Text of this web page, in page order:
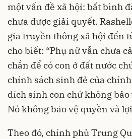
một vấn đề xã hội: bất bình
chưa được giải quyết.
gia truyền thông xã hội đến
cho biết: “Phụ nữ vẫn chưa
chắn để có con ở đất nước
chính sách sinh đẻ của
đích sinh con chứ không
Nó không bảo vệ quyền và
Theo đó, chính phủ Trung